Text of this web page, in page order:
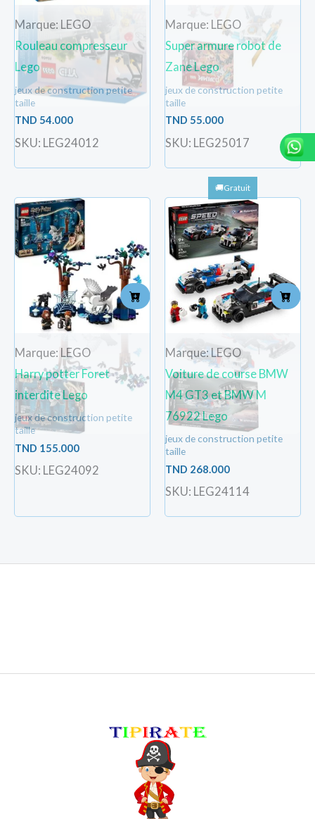
Marque: LEGO
Rouleau compresseur
Lego
jeux de construction petite
taille
TND 54.000
SKU: LEG24012
Marque: LEGO
Super armure robot de
Zane Lego
jeux de construction petite
taille
TND 55.000
SKU: LEG25017
Marque: LEGO
Harry potter Foret
interdite Lego
jeux de construction petite
taille
TND 155.000
SKU: LEG24092
Marque: LEGO
Voiture de course BMW
M4 GT3 et BMW M
76922 Lego
jeux de construction petite
taille
TND 268.000
SKU: LEG24114